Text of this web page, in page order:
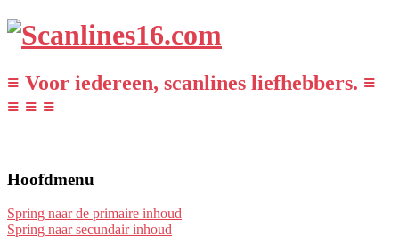
≡ Voor iedereen, scanlines liefhebbers. ≡
≡ ≡ ≡
Hoofdmenu
Spring naar de primaire inhoud
Spring naar secundair inhoud